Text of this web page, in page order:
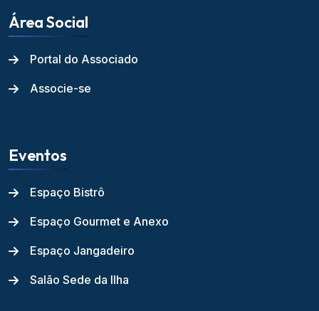
Área Social
Portal do Associado
Associe-se
Eventos
Espaço Bistrô
Espaço Gourmet e Anexo
Espaço Jangadeiro
Salão Sede da Ilha